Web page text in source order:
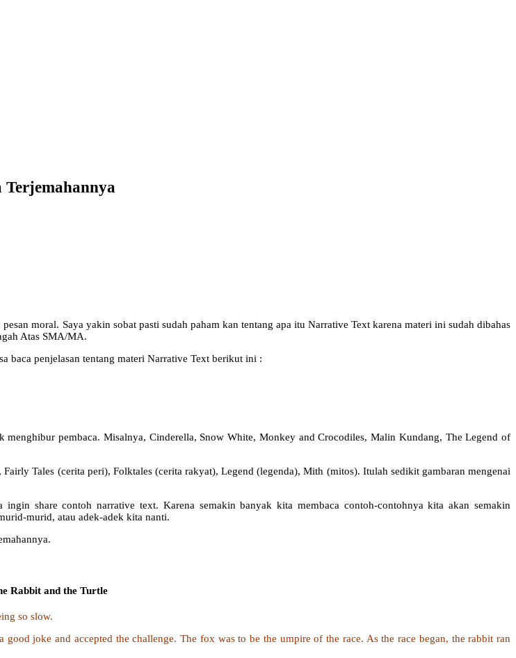
moral. Saya yakin sobat pasti sudah paham kan tentang apa itu Narrative Text karena materi ini sudah dibahas
Atas SMA/MA.
baca penjelasan tentang materi Narrative Text berikut ini :
pembaca. Misalnya, Cinderella, Snow White, Monkey and Crocodiles, Malin Kundang, The Legend of
Tales (cerita peri), Folktales (cerita rakyat), Legend (legenda), Mith (mitos). Itulah sedikit gambaran mengenai
share contoh narrative text. Karena semakin banyak kita membaca contoh-contohnya kita akan semakin
murid, atau adek-adek kita nanti.
Rabbit and the Turtle
so slow.
joke and accepted the challenge. The fox was to be the umpire of the race. As the race began, the rabbit ran